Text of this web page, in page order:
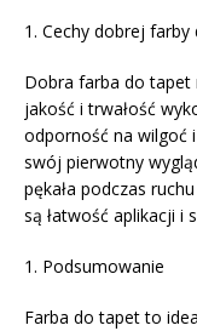
1. Cechy dobrej
Dobra farba do tapet
jakość i trwałość
odporność na wilgoć
swój pierwotny
pękała podczas
są łatwość aplikacji i
1. Podsumowanie
Farba do tapet to